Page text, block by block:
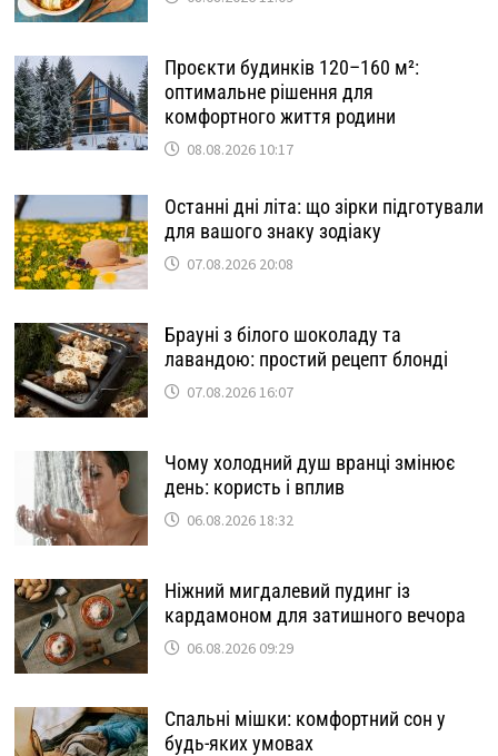
Проєкти будинків 120–160 м²:
оптимальне рішення для
комфортного життя родини
08.08.2026 10:17
Останні дні літа: що зірки підготували
для вашого знаку зодіаку
07.08.2026 20:08
Брауні з білого шоколаду та
лавандою: простий рецепт блонді
07.08.2026 16:07
Чому холодний душ вранці змінює
день: користь і вплив
06.08.2026 18:32
Ніжний мигдалевий пудинг із
кардамоном для затишного вечора
06.08.2026 09:29
Спальні мішки: комфортний сон у
будь-яких умовах